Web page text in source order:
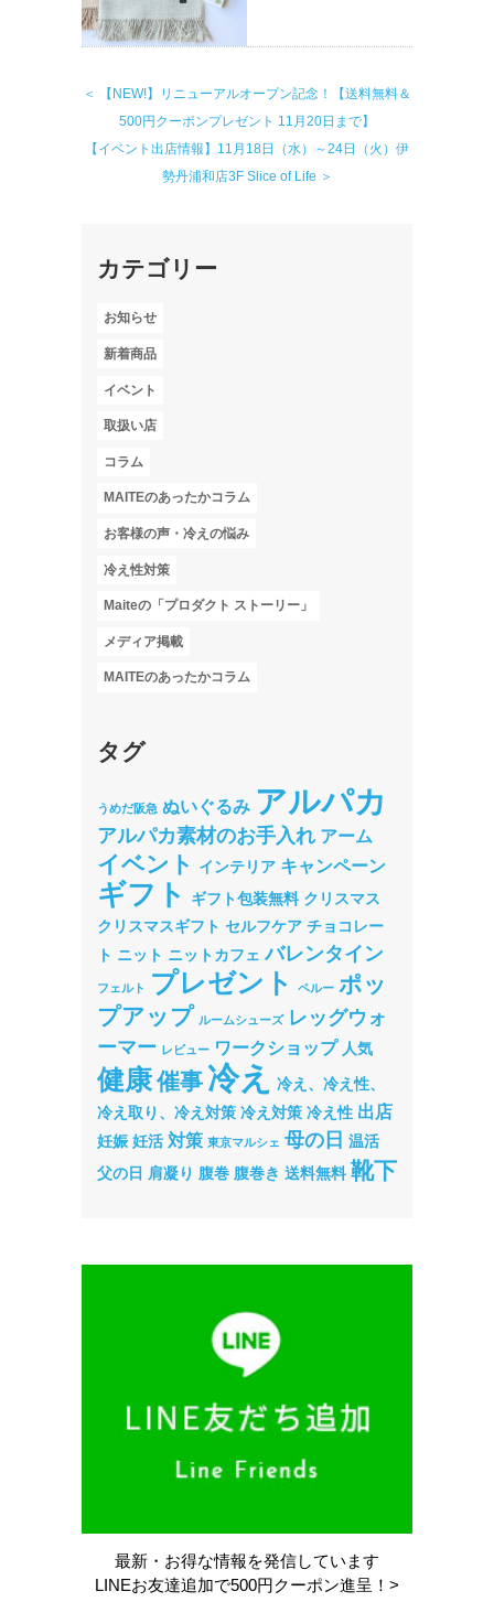
＜ 【NEW!】リニューアルオープン記念！【送料無料＆
500円クーポンプレゼント 11月20日まで】
【イベント出店情報】11月18日（水）～24日（火）伊
勢丹浦和店3F Slice of Life ＞
カテゴリー
お知らせ
新着商品
イベント
取扱い店
コラム
MAITEのあったかコラム
お客様の声・冷えの悩み
冷え性対策
Maiteの「プロダクト ストーリー」
メディア掲載
MAITEのあったかコラム
タグ
うめだ阪急 ぬいぐるみ アルパカ
アルパカ素材のお手入れ アーム
イベント インテリア キャンペーン
ギフト ギフト包装無料 クリスマス
クリスマスギフト セルフケア チョコレー
ト ニット ニットカフェ バレンタイン
フェルト プレゼント ペルー ポッ
プアップ ルームシューズ レッグウォ
ーマー レビュー ワークショップ 人気
健康催事 冷え
冷え、冷え性、
冷え取り、冷え対策 冷え対策 冷え性 出店
妊娠 妊活 対策 東京マルシェ 母の日 温活
父の日 肩凝り 腹巻 腹巻き 送料無料 靴下
最新・お得な情報を発信しています
LINEお友達追加で500円クーポン進呈！>